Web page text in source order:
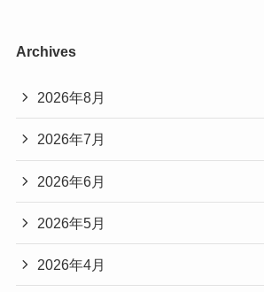
Archives
2026年8月
2026年7月
2026年6月
2026年5月
2026年4月